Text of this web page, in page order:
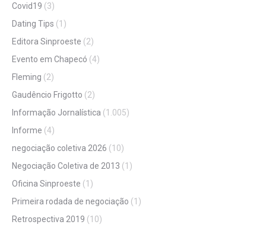
Covid19 (3)
Dating Tips (1)
Editora Sinproeste (2)
Evento em Chapecó (4)
Fleming (2)
Gaudêncio Frigotto (2)
Informação Jornalística (1.005)
Informe (4)
negociação coletiva 2026 (10)
Negociação Coletiva de 2013 (1)
Oficina Sinproeste (1)
Primeira rodada de negociação (1)
Retrospectiva 2019 (10)